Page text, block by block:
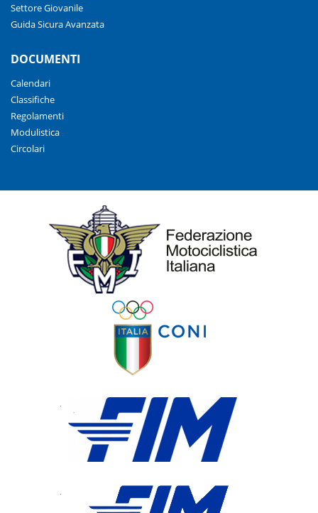
Settore Giovanile
Guida Sicura Avanzata
DOCUMENTI
Calendari
Classifiche
Regolamenti
Modulistica
Circolari